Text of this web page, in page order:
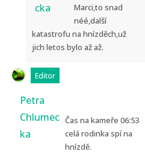
cka
Marci,to snad
néé,další
katastrofu na hnízděch,už
jich letos bylo až až.
Editor
Petra
Chlumec
ka
Čas na kameře 06:53
celá rodinka spí na
hnízdě.